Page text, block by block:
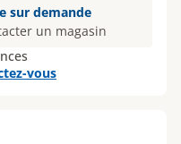
sur demande
un magasin
vous